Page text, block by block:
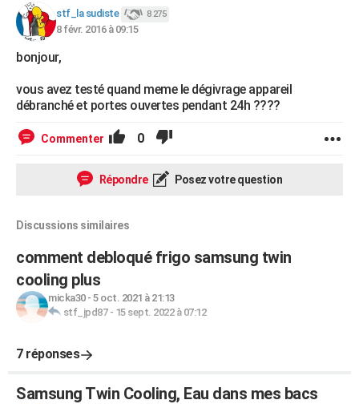
stf_la sudiste 8 275
8 févr. 2016 à 09:15
bonjour,
vous avez testé quand meme le dégivrage appareil
débranché et portes ouvertes pendant 24h ????
Commenter 0
Répondre Posez votre question
Discussions similaires
comment debloqué frigo samsung twin
cooling plus
micka30- 5 oct. 2021 à 21:13
stf_jpd87- 15 sept. 2022 à 07:12
7 réponses
Samsung Twin Cooling, Eau dans mes bacs